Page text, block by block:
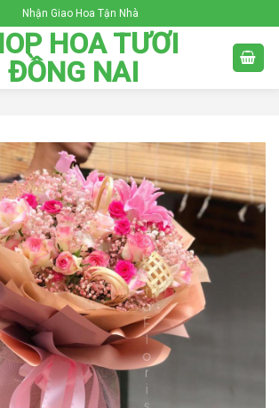
Nhận Giao Hoa Tận Nhà
HOA TƯƠI
ĐỒNG NAI